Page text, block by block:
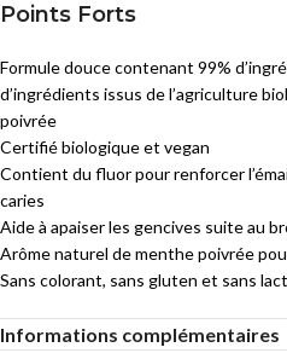
Points Forts
Formule douce contenant 99%
d’ingrédients issus de l’agriculture
poivrée
Certifié biologique et vegan
Contient du fluor pour renforcer
caries
Aide à apaiser les gencives suite au
Arôme naturel de menthe poivrée
Sans colorant, sans gluten et sans
Informations complémentaires